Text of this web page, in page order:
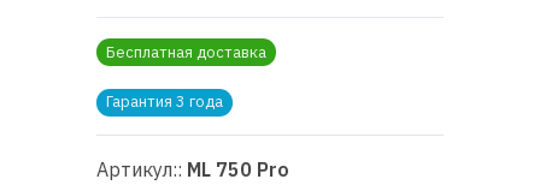
Бесплатная доставка
Гарантия 3 года
Артикул:: ML 750 Pro